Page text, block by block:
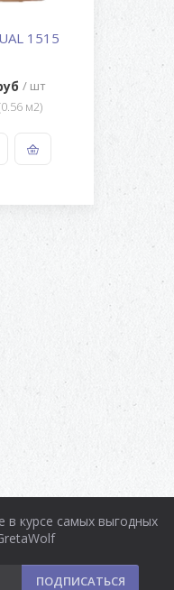
1515
/ шт
м2)
в курсе самых выгодных
ПОДПИСАТЬСЯ